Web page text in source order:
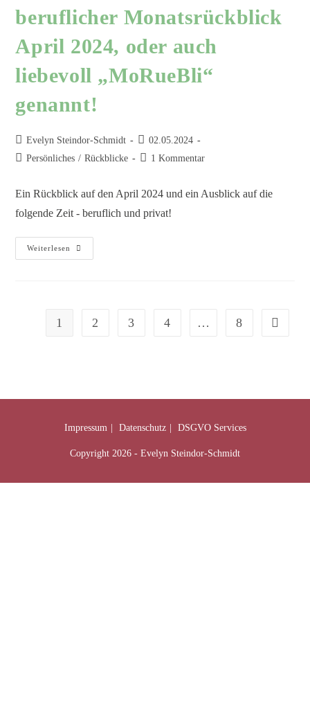
beruflicher Monatsrückblick
April 2024, oder auch
liebevoll „MoRueBli“
genannt!
Evelyn Steindor-Schmidt
02.05.2024
Persönliches / Rückblicke 1 Kommentar
Ein Rückblick auf den April 2024 und ein Ausblick auf die
folgende Zeit - beruflich und privat!
Weiterlesen
1 2 3 4 … 8
Impressum Datenschutz DSGVO Services
Copyright 2026 - Evelyn Steindor-Schmidt